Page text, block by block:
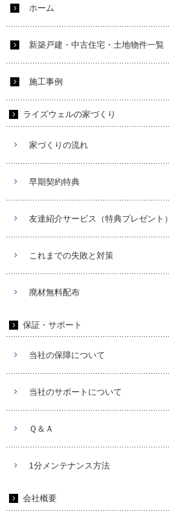
ホーム
新築戸建・中古住宅・土地物件一覧
施工事例
ライズウェルの家づくり
家づくりの流れ
早期契約特典
友達紹介サービス（特典プレゼント）
これまでの失敗と対策
廃材無料配布
保証・サポート
当社の保障について
当社のサポートについて
Ｑ＆Ａ
1分メンテナンス方法
会社概要